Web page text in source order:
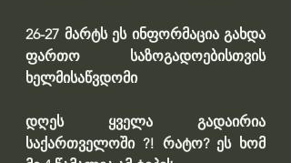
26-27 მარტს ეს ინფორმაცია გახდა
ფართო საზოგადოებისთვის
ხელმისაწვდომი
დღეს ყველა გადაირია
საქართველოში ?! რატო? ეს ხომ